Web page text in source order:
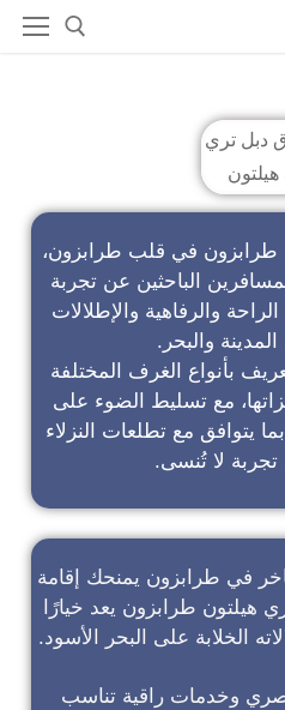
طرابزون في قلب طرابزون،
الباحثين عن تجربة
والرفاهية والإطلالات
المدينة والبحر.
بأنواع الغرف المختلفة
مع تسليط الضوء على
يتوافق مع تطلعات النزلاء
تجربة لا تُنسى.
في طرابزون يمنحك إقامة
هيلتون طرابزون يعد خيارًا
الخلابة على البحر الأسود.
وخدمات راقية تناسب